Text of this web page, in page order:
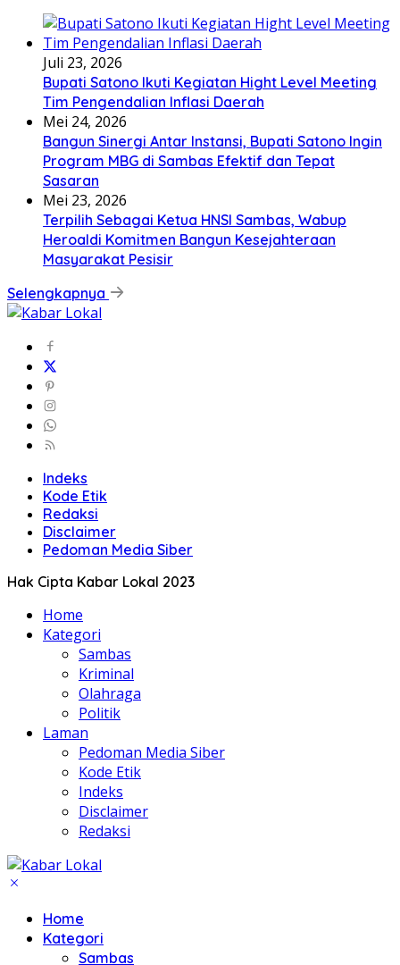
Juli 23, 2026
Bupati Satono Ikuti Kegiatan Hight Level Meeting
Tim Pengendalian Inflasi Daerah
Mei 24, 2026
Bangun Sinergi Antar Instansi, Bupati Satono Ingin
Program MBG di Sambas Efektif dan Tepat
Sasaran
Mei 23, 2026
Terpilih Sebagai Ketua HNSI Sambas, Wabup
Heroaldi Komitmen Bangun Kesejahteraan
Masyarakat Pesisir
Selengkapnya
Indeks
Kode Etik
Redaksi
Disclaimer
Pedoman Media Siber
Hak Cipta Kabar Lokal 2023
Home
Kategori
Sambas
Kriminal
Olahraga
Politik
Laman
Pedoman Media Siber
Kode Etik
Indeks
Disclaimer
Redaksi
Home
Kategori
Sambas